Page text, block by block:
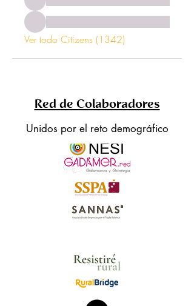
Ver todo Citizens (1342)
Red de Colaboradores
Unidos por el reto demográfico